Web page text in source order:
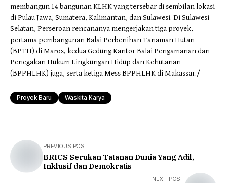
membangun 14 bangunan KLHK yang tersebar di sembilan lokasi
di Pulau Jawa, Sumatera, Kalimantan, dan Sulawesi. Di Sulawesi
Selatan, Perseroan rencananya mengerjakan tiga proyek,
pertama pembangunan Balai Perbenihan Tanaman Hutan
(BPTH) di Maros, kedua Gedung Kantor Balai Pengamanan dan
Penegakan Hukum Lingkungan Hidup dan Kehutanan
(BPPHLHK) juga, serta ketiga Mess BPPHLHK di Makassar./
Proyek Baru Waskita Karya
PREVIOUS POST
BRICS Serukan Tatanan Dunia Yang Adil,
Inklusif dan Demokratis
NEXT POST